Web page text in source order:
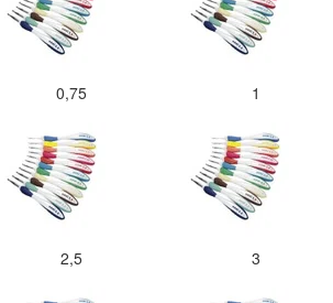
0,75 1
2,5 3